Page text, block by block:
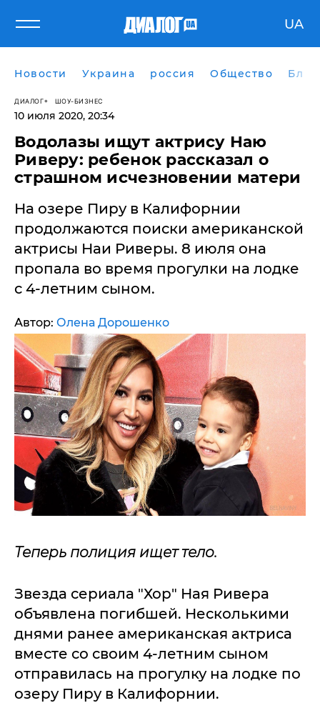
UA
Новости Украина россия Общество
ДИАЛОГ ШОУ-БИЗНЕС
10 июля 2020, 20:34
Водолазы ищут актрису Наю
Риверу: ребенок рассказал о
страшном исчезновении матери
На озере Пиру в Калифорнии
продолжаются поиски американской
актрисы Наи Риверы. 8 июля она
пропала во время прогулки на лодке
с 4-летним сыном.
Автор: Олена Дорошенко
Теперь полиция ищет тело.
Звезда сериала "Хор" Ная Ривера
объявлена погибшей. Несколькими
днями ранее американская актриса
вместе со своим 4-летним сыном
отправилась на прогулку на лодке по
озеру Пиру в Калифорнии.